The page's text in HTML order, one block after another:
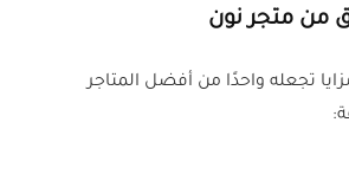
من متجر نون
تجعله واحدًا من أفضل المتاجر